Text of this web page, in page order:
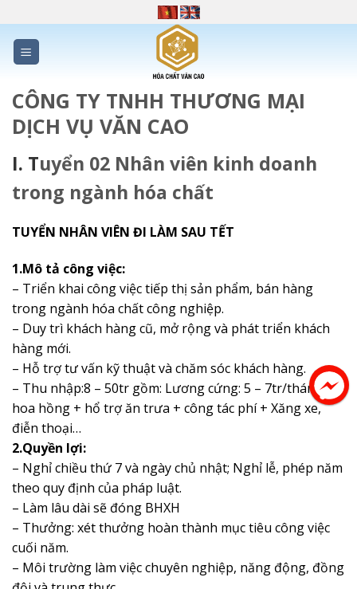
to
content
CÔNG TY TNHH THƯƠNG MẠI
DỊCH VỤ VĂN CAO
I. Tuyển 02 Nhân viên kinh doanh
trong ngành hóa chất
TUYỂN NHÂN VIÊN ĐI LÀM SAU TẾT
1.Mô tả công việc:
– Triển khai công việc tiếp thị sản phẩm, bán hàng
trong ngành hóa chất công nghiệp.
– Duy trì khách hàng cũ, mở rộng và phát triển khách
hàng mới.
– Hỗ trợ tư vấn kỹ thuật và chăm sóc khách hàng.
– Thu nhập:8 – 50tr gồm: Lương cứng: 5 – 7tr/tháng +
hoa hồng + hổ trợ ăn trưa + công tác phí + Xăng xe,
điễn thoại…
2.Quyền lợi:
– Nghỉ chiều thứ 7 và ngày chủ nhật; Nghỉ lễ, phép năm
theo quy định của pháp luật.
– Làm lâu dài sẽ đóng BHXH
– Thưởng: xét thưởng hoàn thành mục tiêu công việc
cuối năm.
– Môi trường làm việc chuyên nghiệp, năng động, đồng